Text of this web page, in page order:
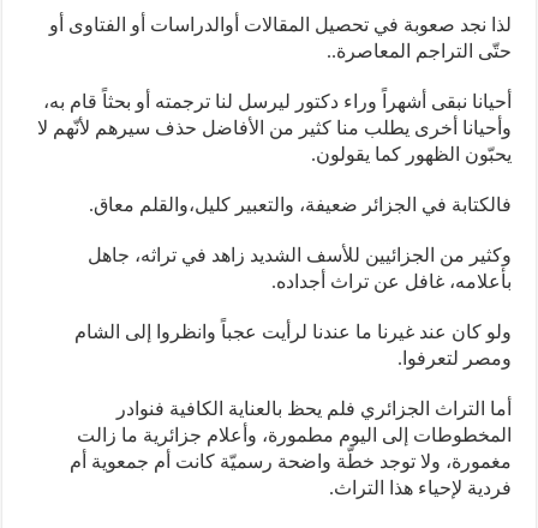
لذا نجد صعوبة في تحصيل المقالات أوالدراسات أو الفتاوى أو
حتّى التراجم المعاصرة..
أحيانا نبقى أشهراً وراء دكتور ليرسل لنا ترجمته أو بحثاً قام به،
وأحيانا أخرى يطلب منا كثير من الأفاضل حذف سيرهم لأنّهم لا
يحبّون الظهور كما يقولون.
فالكتابة في الجزائر ضعيفة، والتعبير كليل،والقلم معاق.
وكثير من الجزائيين للأسف الشديد زاهد في تراثه، جاهل
بأعلامه، غافل عن تراث أجداده.
ولو كان عند غيرنا ما عندنا لرأيت عجباً وانظروا إلى الشام
ومصر لتعرفوا.
أما التراث الجزائري فلم يحظ بالعناية الكافية فنوادر
المخطوطات إلى اليوم مطمورة، وأعلام جزائرية ما زالت
مغمورة، ولا توجد خطّة واضحة رسميّة كانت أم جمعوية أم
فردية لإحياء هذا التراث.